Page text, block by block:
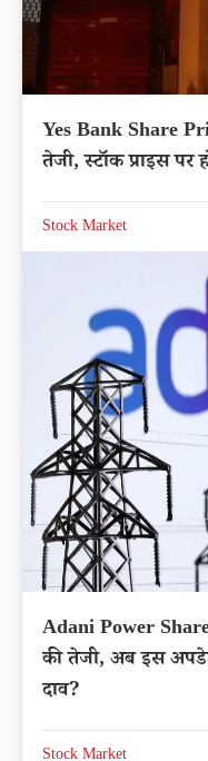
Yes Bank Share
तेजी, स्टॉक प्राइस
Stock Market